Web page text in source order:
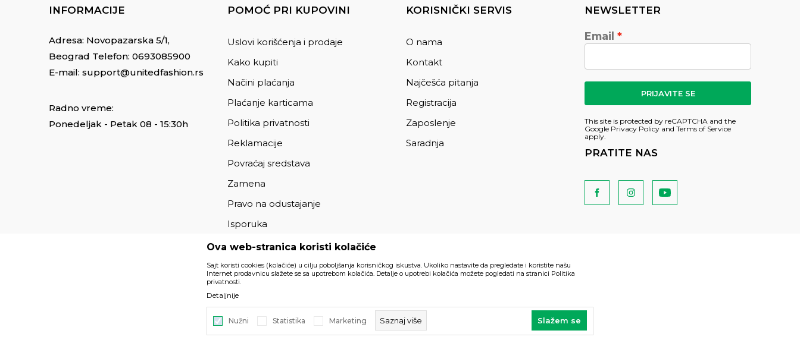
INFORMACIJE
Adresa: Novopazarska 5/1,
Beograd Telefon: 0693085900
E-mail: support@unitedfashion.rs
Radno vreme:
Ponedeljak - Petak 08 - 15:30h
POMOĆ PRI KUPOVINI
Uslovi korišćenja i prodaje
Kako kupiti
Načini plaćanja
Plaćanje karticama
Politika privatnosti
Reklamacije
Povraćaj sredstava
Zamena
Pravo na odustajanje
Isporuka
KORISNIČKI SERVIS
O nama
Kontakt
Najčešća pitanja
Registracija
Zaposlenje
Saradnja
NEWSLETTER
Email
PRIJAVITE SE
This site is protected by reCAPTCHA and the
Google Privacy Policy and Terms of Service
apply.
PRATITE NAS
Podaci su informativnog karaktera i podložni su izmenama. Svi artikli prikazani na sajtu su
deo naše ponude i ne podrazumeva da su dostupni u svakom trenutku.
, IzradaNB SOFT
Ova web-stranica koristi kolačiće
Sajt koristi cookies (kolačiće) u cilju poboljšanja korisničkog iskustva. Ukoliko nastavite da pregledate i koristite našu
Internet prodavnicu slažete se sa upotrebom kolačića. Detalje o upotrebi kolačića možete pogledati na stranici Politika
privatnosti.
Detaljnije
Nužni Statistika Marketing Saznaj više Slažem se